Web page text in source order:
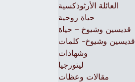
العائلة الأرثوذكسية
حياة روحية
قديسين وشيوخ – حياة
قديسين وشيوخ- كلمات
وشهادات
ليتورجيا
مقالات وعظات